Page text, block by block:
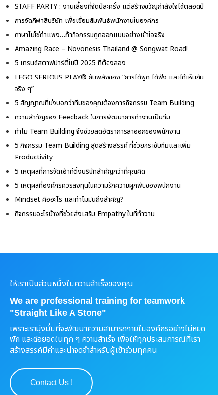
STAFF PARTY : งานเลี้ยงที่จัดปีละครั้ง แต่สร้างขวัญกำลังใจได้ตลอดปี
การจัดกีฬาสีบริษัท เพื่อเชื่อมสัมพันธ์พนักงานในองค์กร
ภาษาไม่ใช่กำแพง…ถ้ากิจกรรมถูกออกแบบอย่างเข้าใจจริง
Amazing Race – Novonesis Thailand @ Songwat Road!
5 เทรนด์สตาฟปาร์ตี้ในปี 2025 ที่ต้องลอง
LEGO SERIOUS PLAY® กับพลังของ “การได้พูด ได้ฟัง และได้เห็นกัน
จริง ๆ”
5 สัญญาณที่บ่งบอกว่าทีมของคุณต้องการกิจกรรม Team Building
ความสำคัญของ Feedback ในการพัฒนาการทำงานเป็นทีม
ทำไม Team Building จึงช่วยลดอัตราการลาออกของพนักงาน
5 กิจกรรม Team Building สุดสร้างสรรค์ ที่ช่วยกระชับทีมและเพิ่ม
Productivity
5 เหตุผลที่การจัดเอ้าท์ติ้งบริษัทสำคัญกว่าที่คุณคิด
5 เหตุผลที่องค์กรควรลงทุนในความรักความผูกพันของพนักงาน
Mindset คืออะไร และทำไมมันถึงสำคัญ?
กิจกรรมอะไรบ้างที่ช่วยส่งเสริม Empathy ในที่ทำงาน
ให้เราเป็นส่วนหนึ่งในความสำเร็จของคุณ
We are professional training for teamwork
"Straight Like A Stone"
เพราะเรามุ่งมั่นที่จะพัฒนาความสามารถภายในองค์กรอย่างไม่หยุด
พัก และต่อยอดในทุก ๆ ความสำเร็จ เพื่อให้ทุกประสบการณ์ที่เรา
สร้างสรรค์มีค่าและน่าจดจำสำหรับผู้เข้าร่วมทุกคน
Contact Us !